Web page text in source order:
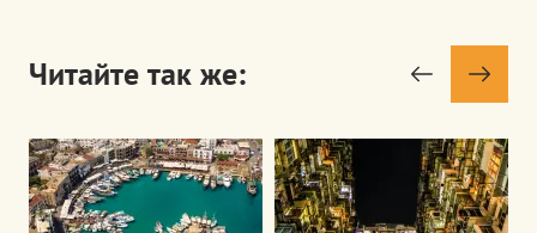
Читайте так же: